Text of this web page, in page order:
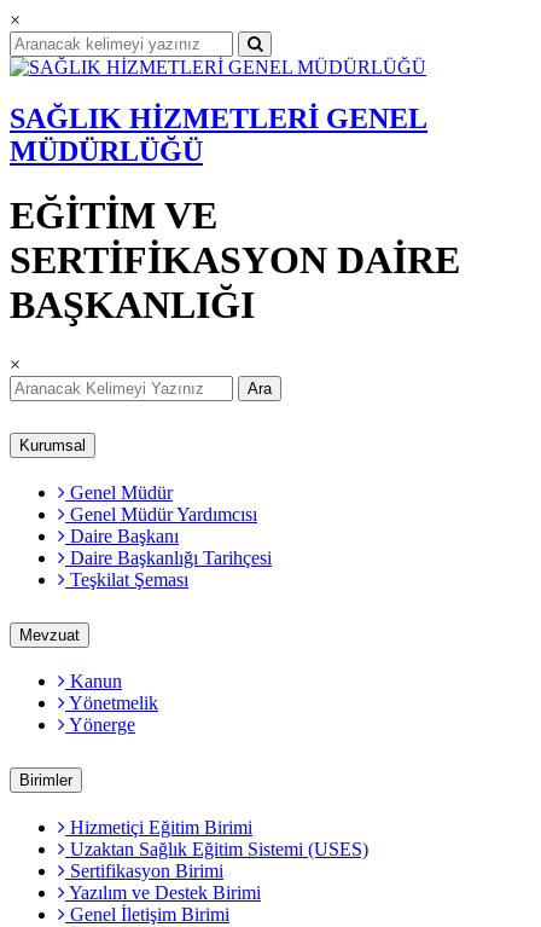
×
SAĞLIK HİZMETLERİ GENEL
MÜDÜRLÜĞÜ
EĞİTİM VE
SERTİFİKASYON DAİRE
BAŞKANLIĞI
×
Ara
Kurumsal
Genel Müdür
Genel Müdür Yardımcısı
Daire Başkanı
Daire Başkanlığı Tarihçesi
Teşkilat Şeması
Mevzuat
Kanun
Yönetmelik
Yönerge
Birimler
Hizmetiçi Eğitim Birimi
Uzaktan Sağlık Eğitim Sistemi (USES)
Sertifikasyon Birimi
Yazılım ve Destek Birimi
Genel İletişim Birimi